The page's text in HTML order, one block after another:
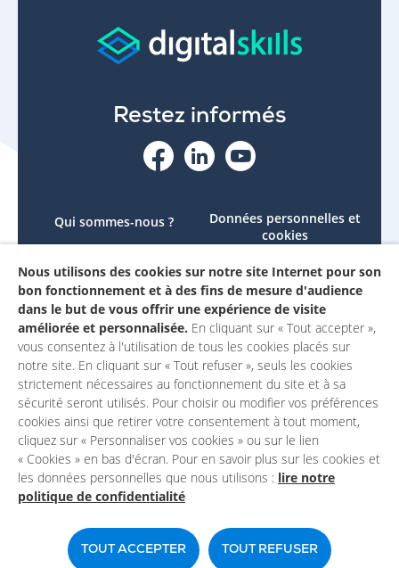
Restez informés
Qui sommes-nous ?
Le projet
Contactez-nous
Mon compte
Données personnelles et
cookies
Accessibilité : non
conforme
Mentions légales
Un site du
Nous utilisons des cookies sur notre site Internet pour son
bon fonctionnement et à des fins de mesure d'audience
dans le but de vous offrir une expérience de visite
améliorée et personnalisée. En cliquant sur « Tout accepter »,
vous consentez à l'utilisation de tous les cookies placés sur
notre site. En cliquant sur « Tout refuser », seuls les cookies
strictement nécessaires au fonctionnement du site et à sa
sécurité seront utilisés. Pour choisir ou modifier vos préférences
cookies ainsi que retirer votre consentement à tout moment,
cliquez sur « Personnaliser vos cookies » ou sur le lien
« Cookies » en bas d'écran. Pour en savoir plus sur les cookies et
les données personnelles que nous utilisons : lire notre
politique de confidentialité
TOUT ACCEPTER TOUT REFUSER